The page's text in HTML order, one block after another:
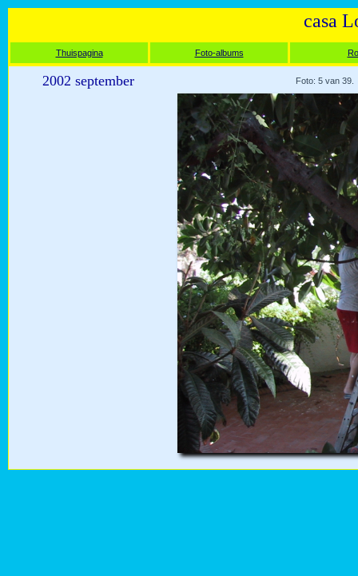
casa
Thuispagina Foto-albums
2002 september Foto: 5 van 39.